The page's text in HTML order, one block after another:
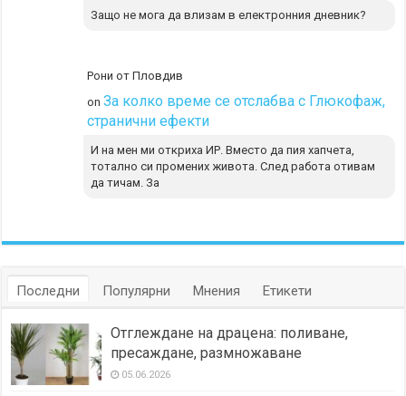
Защо не мога да влизам в електронния дневник?
Рони от Пловдив
onЗа колко време се отслабва с Глюкофаж,
странични ефекти
И на мен ми откриха ИР. Вместо да пия хапчета,
тотално си промених живота. След работа отивам
да тичам. За
Последни Популярни Мнения Етикети
Отглеждане на драцена: поливане,
пресаждане, размножаване
05.06.2026